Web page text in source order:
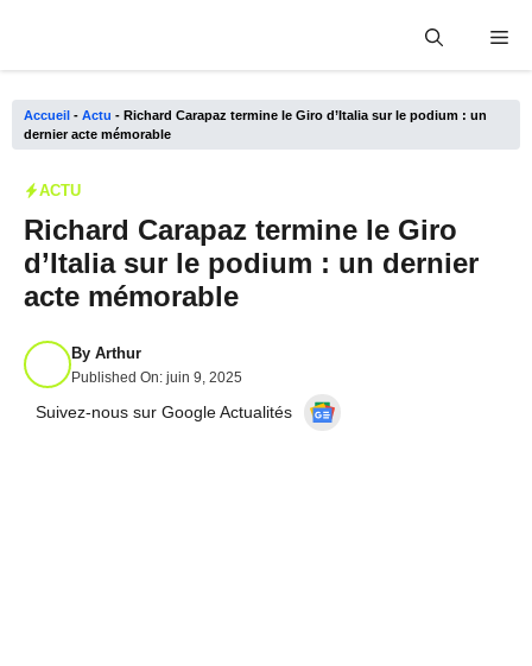
Accueil - Actu - Richard Carapaz termine le Giro d’Italia sur le podium : un
dernier acte mémorable
ACTU
Richard Carapaz termine le Giro
d’Italia sur le podium : un dernier
acte mémorable
By Arthur
Published On: juin 9, 2025
Suivez-nous sur Google Actualités